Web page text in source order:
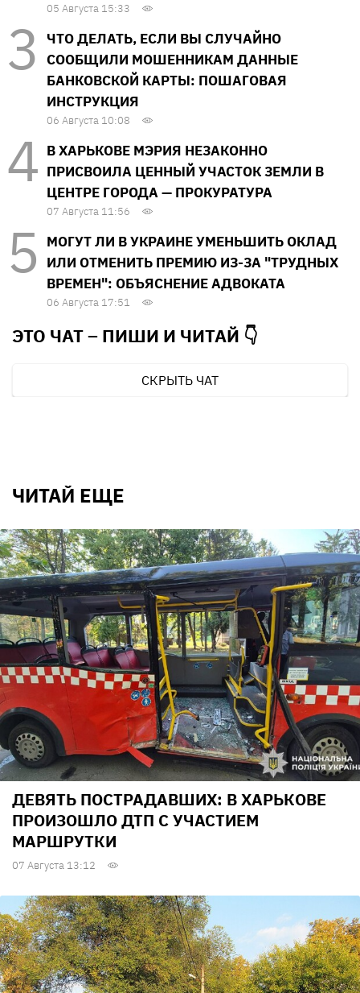
05 Августа 15:33
ЧТО ДЕЛАТЬ, ЕСЛИ ВЫ СЛУЧАЙНО
СООБЩИЛИ МОШЕННИКАМ ДАННЫЕ
БАНКОВСКОЙ КАРТЫ: ПОШАГОВАЯ
ИНСТРУКЦИЯ
06 Августа 10:08
В ХАРЬКОВЕ МЭРИЯ НЕЗАКОННО
ПРИСВОИЛА ЦЕННЫЙ УЧАСТОК ЗЕМЛИ В
ЦЕНТРЕ ГОРОДА — ПРОКУРАТУРА
07 Августа 11:56
МОГУТ ЛИ В УКРАИНЕ УМЕНЬШИТЬ ОКЛАД
ИЛИ ОТМЕНИТЬ ПРЕМИЮ ИЗ-ЗА "ТРУДНЫХ
ВРЕМЕН": ОБЪЯСНЕНИЕ АДВОКАТА
06 Августа 17:51
ЭТО ЧАТ – ПИШИ И ЧИТАЙ 👇
СКРЫТЬ ЧАТ
ЧИТАЙ ЕЩЕ
ДЕВЯТЬ ПОСТРАДАВШИХ: В ХАРЬКОВЕ
ПРОИЗОШЛО ДТП С УЧАСТИЕМ
МАРШРУТКИ
07 Августа 13:12